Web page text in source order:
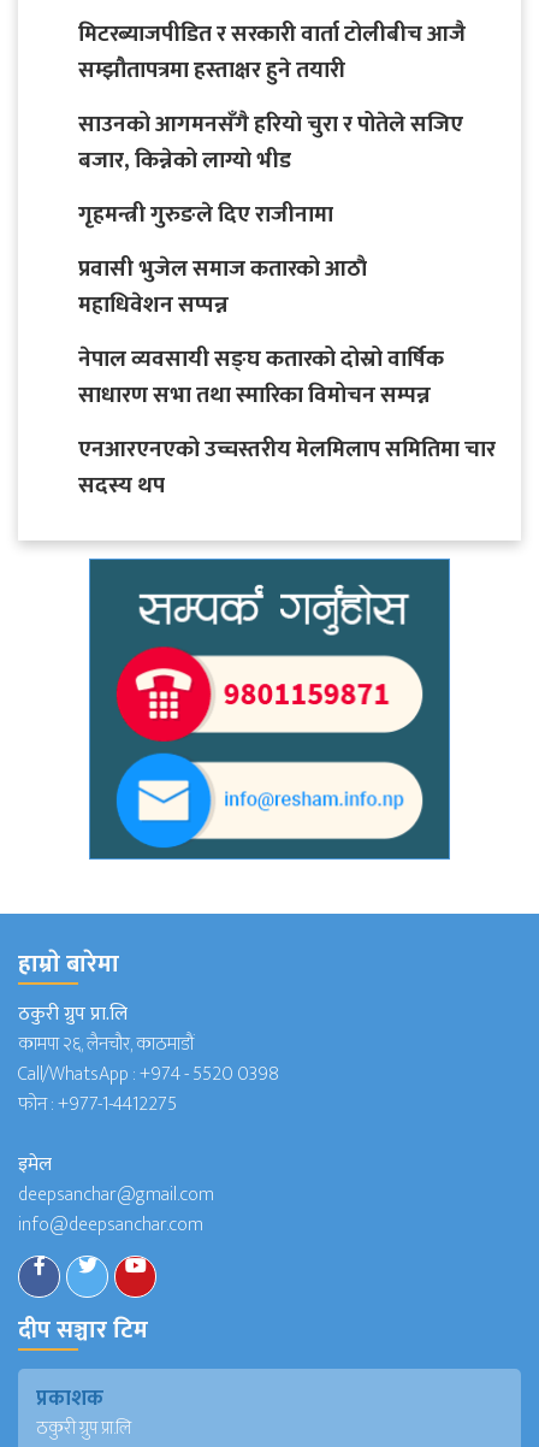
मिटरब्याजपीडित र सरकारी वार्ता टोलीबीच आजै
सम्झौतापत्रमा हस्ताक्षर हुने तयारी
साउनको आगमनसँगै हरियो चुरा र पोतेले सजिए
बजार, किन्नेको लाग्यो भीड
गृहमन्त्री गुरुङले दिए राजीनामा
प्रवासी भुजेल समाज कतारको आठाै
महाधिवेशन सप्पन्न
नेपाल व्यवसायी सङ्घ कतारको दोस्रो वार्षिक
साधारण सभा तथा स्मारिका विमोचन सम्पन्न
एनआरएनएको उच्चस्तरीय मेलमिलाप समितिमा चार
सदस्य थप
हाम्राे बारेमा
ठकुरी ग्रुप प्रा.लि
कामपा २६, लैनचौर, काठमाडौं
Call/WhatsApp :+974 - 5520 0398
फोन :+977-1-4412275
इमेल
deepsanchar@gmail.com
info@deepsanchar.com
दीप सञ्चार टिम
प्रकाशक
ठकुरी ग्रुप प्रा.लि